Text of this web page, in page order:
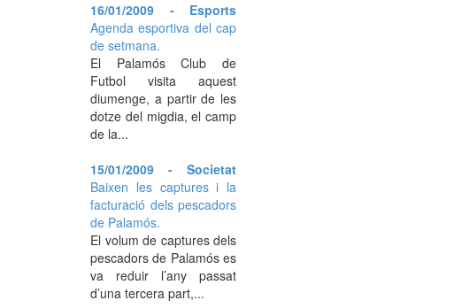
16/01/2009 - Esports
Agenda esportiva del cap
de setmana.
El Palamós Club de
Futbol visita aquest
diumenge, a partir de les
dotze del migdia, el camp
de la...
15/01/2009 - Societat
Baixen les captures i la
facturació dels pescadors
de Palamós.
El volum de captures dels
pescadors de Palamós es
va reduir l’any passat
d’una tercera part,...